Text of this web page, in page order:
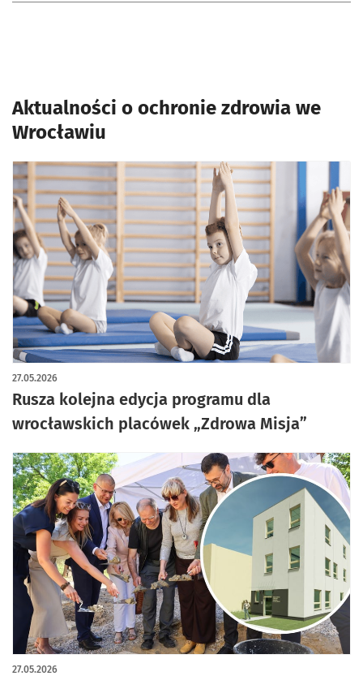
Aktualności o ochronie zdrowia we
Wrocławiu
Rusza kolejna edycja programu dla
wrocławskich placówek „Zdrowa Misja”
27.05.2026
27.05.2026